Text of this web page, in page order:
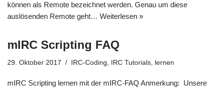
können als Remote bezeichnet werden. Genau um diese
auslösenden Remote geht… Weiterlesen »
mIRC Scripting FAQ
29. Oktober 2017 IRC-Coding, IRC Tutorials, lernen
mIRC Scripting lernen mit der mIRC-FAQ Anmerkung: Unsere